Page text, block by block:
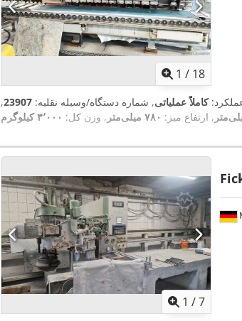
1 / 18
کاملاً عملیاتی, شماره دستگاه/وسیله نقلیه: 23907
,
, ارتفاع میز: ۷۸۰ میلی‌متر , وزن کل: ۳٬۰۰۰ کیلوگرم
1 /7